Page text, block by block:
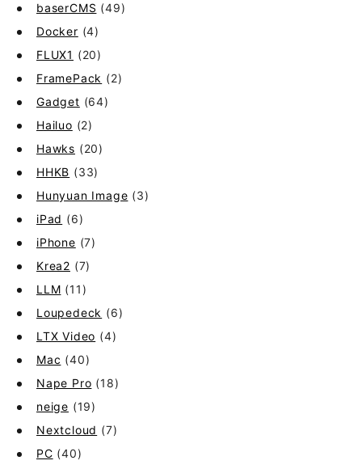
baserCMS (49)
Docker (4)
FLUX1 (20)
FramePack (2)
Gadget (64)
Hailuo (2)
Hawks (20)
HHKB (33)
Hunyuan Image (3)
iPad (6)
iPhone (7)
Krea2 (7)
LLM (11)
Loupedeck (6)
LTX Video (4)
Mac (40)
Nape Pro (18)
neige (19)
Nextcloud (7)
PC (40)